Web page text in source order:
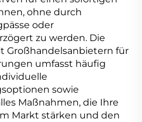
ohne durch
oder
zu werden. Die
Großhandelsanbietern für
umfasst häufig
sowie
Maßnahmen, die Ihre
Markt stärken und den